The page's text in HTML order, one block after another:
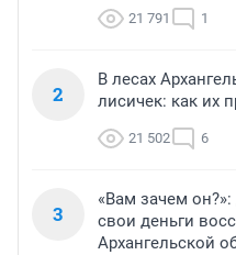
21 791 1
2
В лесах
лисичек: как их
21 502 6
3
«Вам зачем
свои деньги
Архангельской